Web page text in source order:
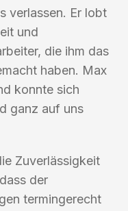
verlassen. Er lobt
und
die ihm das
haben. Max
konnte sich
ganz auf uns
Zuverlässigkeit
der
termingerecht